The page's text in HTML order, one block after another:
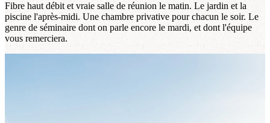
Fibre haut débit et vraie salle de réunion le matin. Le jardin et la
piscine l'après-midi. Une chambre privative pour chacun le soir. Le
genre de séminaire dont on parle encore le mardi, et dont l'équipe
vous remerciera.